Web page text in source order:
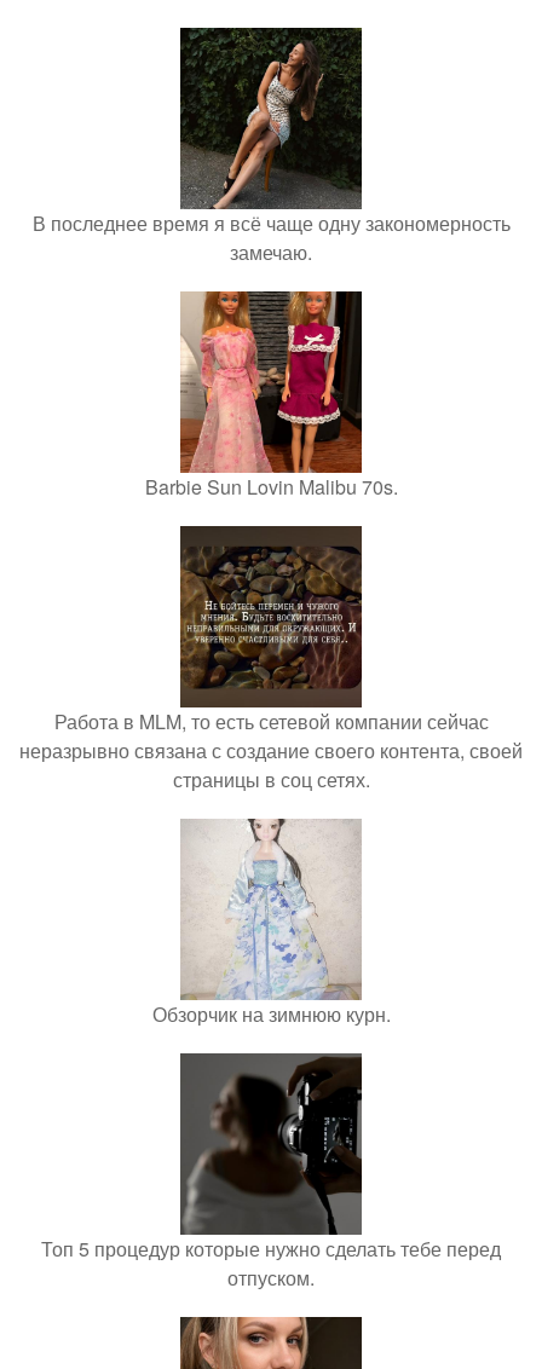
В последнее время я всё чаще одну закономерность
замечаю.
Barbie Sun Lovin Malibu 70s.
Работа в MLM, то есть сетевой компании сейчас
неразрывно связана с создание своего контента, своей
страницы в соц сетях.
Обзорчик на зимнюю курн.
Топ 5 процедур которые нужно сделать тебе перед
отпуском.